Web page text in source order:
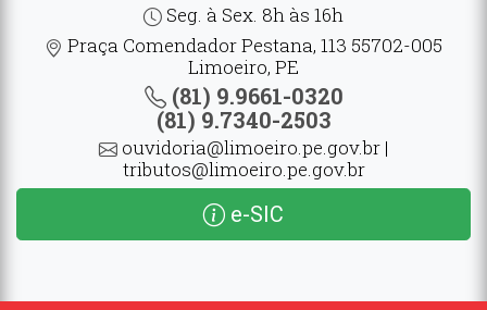
Seg. à Sex. 8h às 16h
Praça Comendador Pestana, 113 55702-005
Limoeiro, PE
(81) 9.9661-0320
(81) 9.7340-2503
ouvidoria@limoeiro.pe.gov.br |
tributos@limoeiro.pe.gov.br
e-SIC